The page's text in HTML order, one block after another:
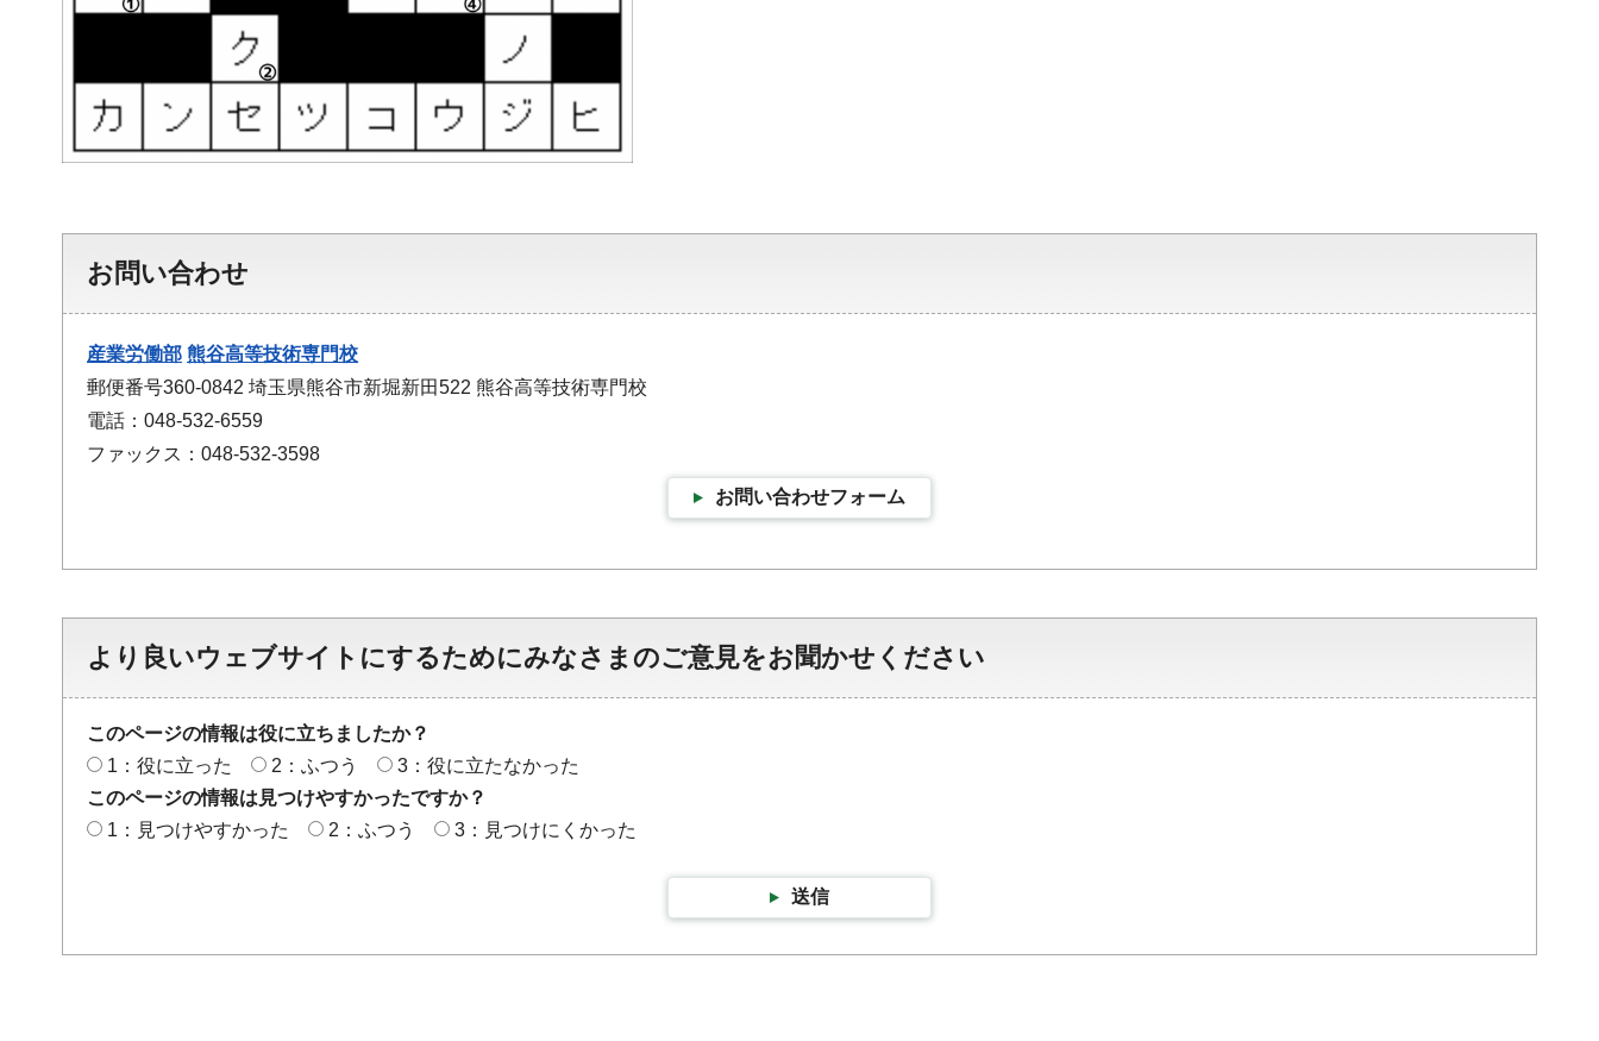
お問い合わせ
産業労働部 熊谷高等技術専門校
郵便番号360-0842 埼玉県熊谷市新堀新田522 熊谷高等技術専門校
電話：048-532-6559
ファックス：048-532-3598
お問い合わせフォーム
より良いウェブサイトにするためにみなさまのご意見をお聞かせください
このページの情報は役に立ちましたか？
1：役に立った
2：ふつう
3：役に立たなかった
このページの情報は見つけやすかったですか？
1：見つけやすかった
2：ふつう 3：見つけにくかった
送信